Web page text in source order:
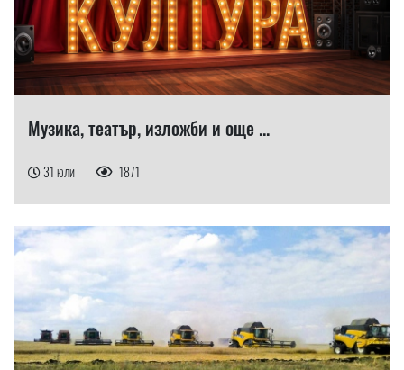
Музика, театър, изложби и още ...
31 юли 1871